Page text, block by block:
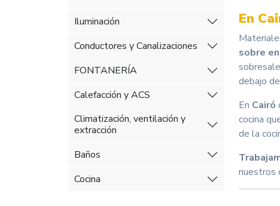
Iluminación
Conductores y Canalizaciones
FONTANERÍA
Calefacción y ACS
Climatización, ventilación y
extracción
Baños
Cocina
En
sobre
debajo
En Cairó
cocina
de la
nuestros